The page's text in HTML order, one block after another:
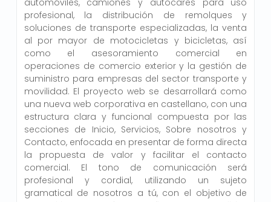
automóviles, camiones y autocares para uso
profesional, la distribución de remolques y
soluciones de transporte especializadas, la venta
al por mayor de motocicletas y bicicletas, así
como el asesoramiento comercial en
operaciones de comercio exterior y la gestión de
suministro para empresas del sector transporte y
movilidad. El proyecto web se desarrollará como
una nueva web corporativa en castellano, con una
estructura clara y funcional compuesta por las
secciones de Inicio, Servicios, Sobre nosotros y
Contacto, enfocada en presentar de forma directa
la propuesta de valor y facilitar el contacto
comercial. El tono de comunicación será
profesional y cordial, utilizando un sujeto
gramatical de nosotros a tú, con el objetivo de